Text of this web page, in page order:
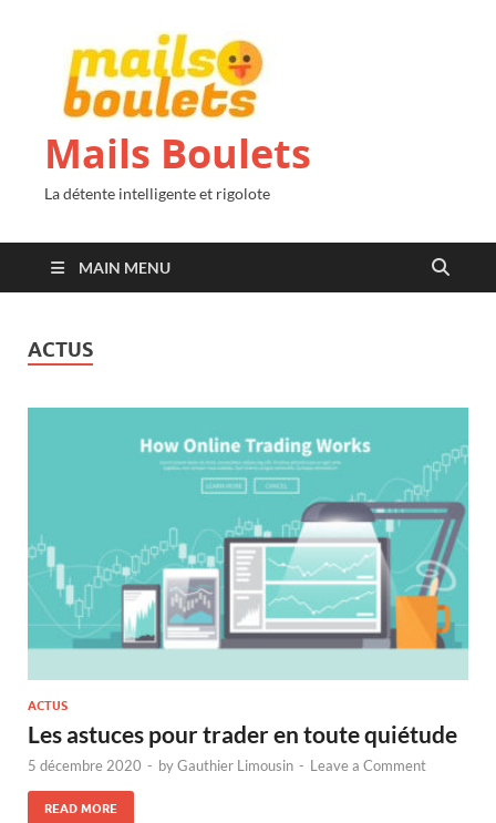
Mails Boulets
La détente intelligente et rigolote
MAIN MENU
ACTUS
ACTUS
Les astuces pour trader en toute quiétude
5 décembre 2020 - byGauthier Limousin - Leave a Comment
READ MORE